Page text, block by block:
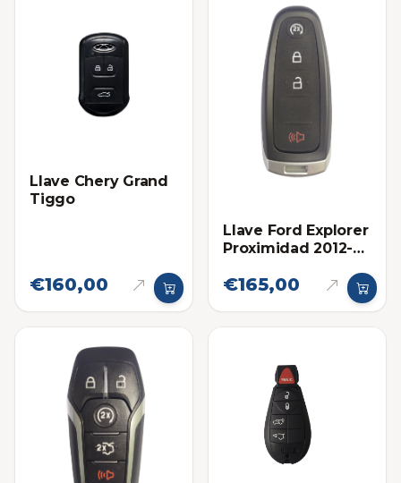
Llave Chery Grand
Tiggo
€160,00
Llave Ford Explorer
Proximidad 2012-
original
€165,00